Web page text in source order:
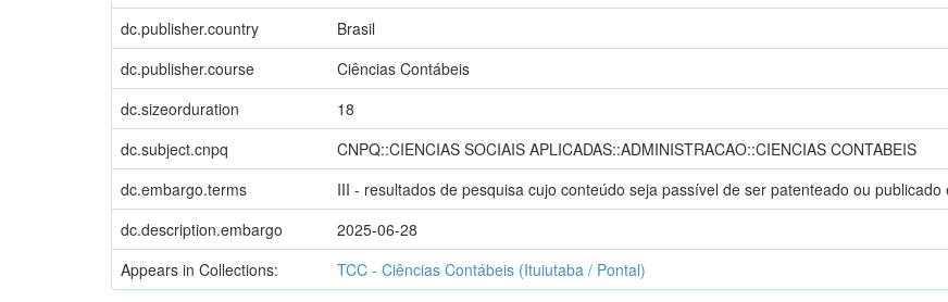
dc.publisher.country Brasil
dc.publisher.course
Ciências Contábeis
dc.sizeorduration
18
dc.subject.cnpq
CNPQ::CIENCIAS SOCIAIS APLICADAS::ADMINISTRACAO::CIENCIAS CONTABEIS
dc.embargo.terms
III - resultados de pesquisa cujo conteúdo seja passível de ser patenteado ou
dc.description.embargo
2025-06-28
Appears in Collections:
TCC - Ciências Contábeis (Ituiutaba / Pontal)